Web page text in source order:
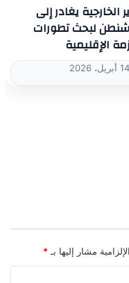
الخارجية يغادر إلى
لبحث تطورات
الإقليمية
14 أبريل، 2026
مشار إليها بـ *